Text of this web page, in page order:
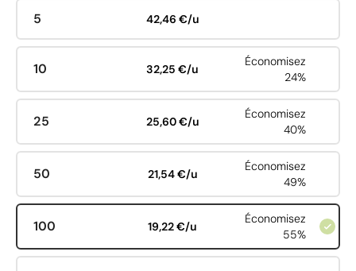
5 42,46 €/u
10 32,25 €/u
Économisez
24%
25 25,60 €/u
Économisez
40%
50 21,54 €/u
Économisez
49%
100 19,22 €/u
Économisez
55%